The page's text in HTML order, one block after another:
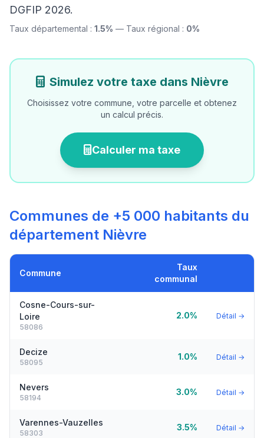
DGFIP 2026.
Taux départemental : 1.5% — Taux régional : 0%
Simulez votre taxe dans Nièvre
Choisissez votre commune, votre parcelle et obtenez
un calcul précis.
Calculer ma taxe
Communes de +5 000 habitants du
département Nièvre
Commune
Taux
communal
Cosne-Cours-sur-
Loire
58086
2.0% Détail →
Decize
58095
1.0% Détail →
Nevers
58194
3.0% Détail →
Varennes-Vauzelles
58303
3.5% Détail →